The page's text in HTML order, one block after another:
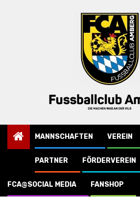
MANNSCHAFTEN VEREIN
PARTNER FÖRDERVEREIN
FCA@SOCIAL MEDIA FANSHOP
Vereinsnachrichten
Ein Jammer: Amberg schlägt sich in Passau